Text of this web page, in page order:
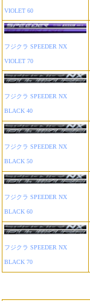
VIOLET 60
フジクラ SPEEDER NX
VIOLET 70
フジクラ SPEEDER NX
BLACK 40
フジクラ SPEEDER NX
BLACK 50
フジクラ SPEEDER NX
BLACK 60
フジクラ SPEEDER NX
BLACK 70